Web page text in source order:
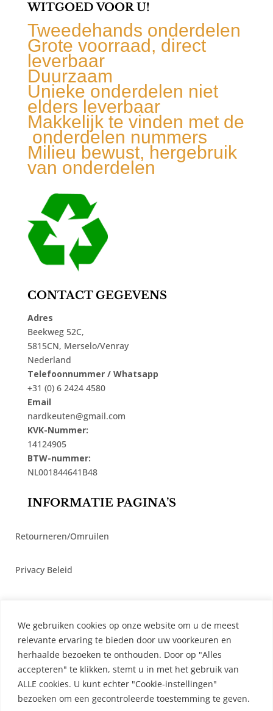
We gebruiken cookies op onze website om u de meest
relevante ervaring te bieden door uw voorkeuren en
herhaalde bezoeken te onthouden. Door op "Alles
accepteren" te klikken, stemt u in met het gebruik van
ALLE cookies. U kunt echter "Cookie-instellingen"
bezoeken om een ​​gecontroleerde toestemming te geven.
WITGOED VOOR U!
Tweedehands onderdelen
Grote voorraad, direct
leverbaar
Duurzaam
Unieke onderdelen niet
elders leverbaar
Makkelijk te vinden met de
onderdelen nummers
Milieu bewust, hergebruik
van onderdelen
CONTACT GEGEVENS
Adres
Beekweg 52C,
5815CN, Merselo/Venray
Nederland
Telefoonnummer / Whatsapp
+31 (0) 6 2424 4580
Email
nardkeuten@gmail.com
KVK-Nummer:
14124905
BTW-nummer:
NL001844641B48
INFORMATIE PAGINA’S
Retourneren/Omruilen
Privacy Beleid
Algemene Voorwaarden
Contact